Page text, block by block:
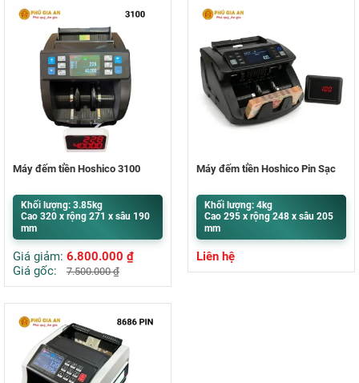
Máy đếm tiền Hoshico 3100
Khối lượng: 3.85kg
Cao 320 x rộng 271 x sâu 190
mm
Giá giảm: 6.800.000 ₫
Giá gốc:
7.500.000₫
Máy đếm tiền Hoshico Pin Sạc
Khối lượng: 4kg
Cao 295 x rộng 248 x sâu 205
mm
Liên hệ